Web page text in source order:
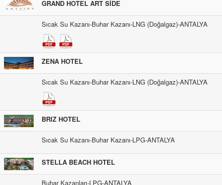
GRAND HOTEL ART SİDE
Sıcak Su Kazanı-Buhar Kazanı-LNG (Doğalgaz)-ANTALYA
ZENA HOTEL
Sıcak Su Kazanı-Buhar Kazanı-LNG (Doğalgaz)-ANTALYA
BRIZ HOTEL
Sıcak Su Kazanı-Buhar Kazanı-LPG-ANTALYA
STELLA BEACH HOTEL
Buhar Kazanları-LPG-ANTALYA